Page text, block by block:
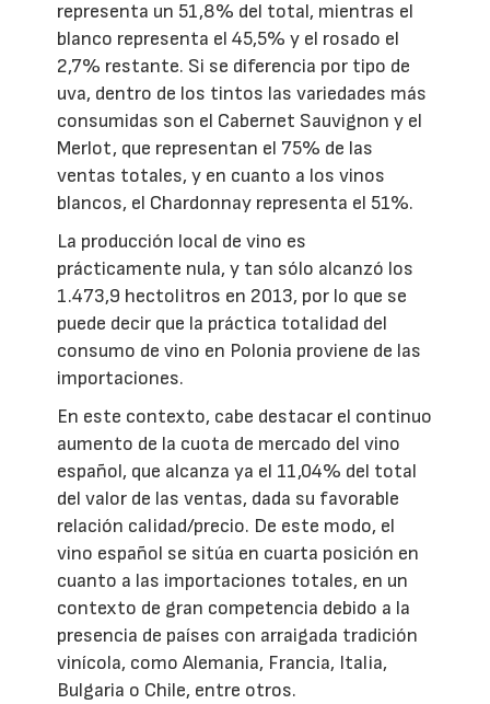
representa un 51,8% del total, mientras el
blanco representa el 45,5% y el rosado el
2,7% restante. Si se diferencia por tipo de
uva, dentro de los tintos las variedades más
consumidas son el Cabernet Sauvignon y el
Merlot, que representan el 75% de las
ventas totales, y en cuanto a los vinos
blancos, el Chardonnay representa el 51%.
La producción local de vino es
prácticamente nula, y tan sólo alcanzó los
1.473,9 hectolitros en 2013, por lo que se
puede decir que la práctica totalidad del
consumo de vino en Polonia proviene de las
importaciones.
En este contexto, cabe destacar el continuo
aumento de la cuota de mercado del vino
español, que alcanza ya el 11,04% del total
del valor de las ventas, dada su favorable
relación calidad/precio. De este modo, el
vino español se sitúa en cuarta posición en
cuanto a las importaciones totales, en un
contexto de gran competencia debido a la
presencia de países con arraigada tradición
vinícola, como Alemania, Francia, Italia,
Bulgaria o Chile, entre otros.